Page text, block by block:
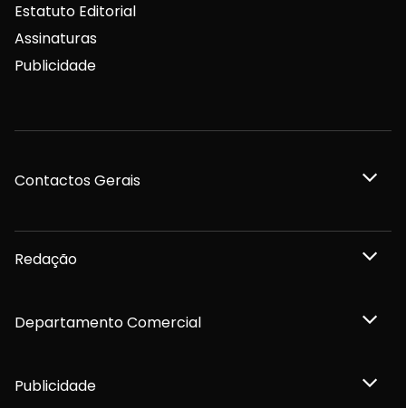
Estatuto Editorial
Assinaturas
Publicidade
Contactos Gerais
Redação
Departamento Comercial
Publicidade